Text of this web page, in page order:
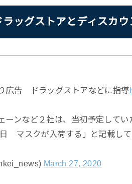
ッグストアとディスカ
広告 ドラッグストアなどに指導
ーンなど２社は、当初予定して
マスクが入荷する」と記載して
March 27, 2020